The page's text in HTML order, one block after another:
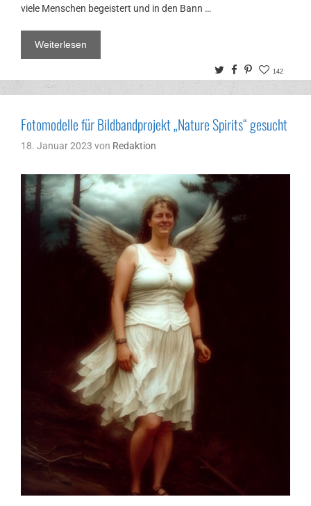
viele Menschen begeistert und in den Bann …
Weiterlesen
TwitterFacebook
Pinterest
142
Fotomodelle für Bildbandprojekt „Nature Spirits“ gesucht
18. Januar 2023 von Redaktion